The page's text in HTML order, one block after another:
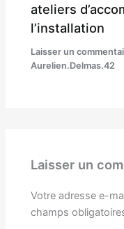
ateliers
l’installation
Laisser un
Aurelien.Delmas.42
Laisser un
Votre adresse e-
champs